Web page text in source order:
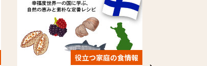
役立つ家庭の食情報